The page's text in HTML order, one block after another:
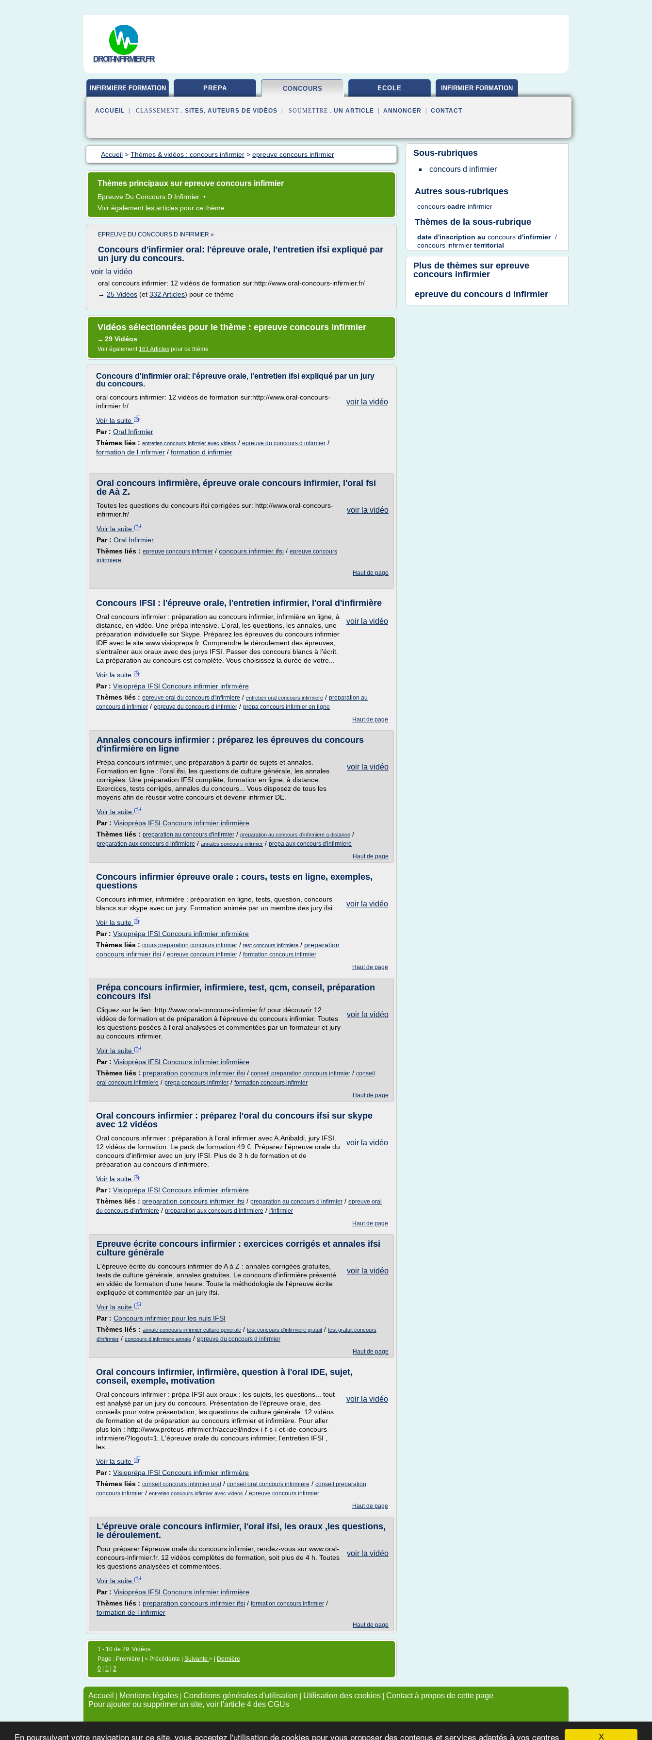
X
En poursuivant votre navigation sur ce site, vous acceptez l'utilisation de cookies pour vous proposer des contenus et services adaptés à vos centres
DROIT-INFIRMIER.FR
INFIRMIERE FORMATION PREPA CONCOURS ECOLE INFIRMIER FORMATION
ACCUEIL | CLASSEMENT : SITES, AUTEURS DE VIDÉOS | SOUMETTRE : UN ARTICLE ANNONCER CONTACT
Accueil > Thèmes & vidéos : concours infirmier > epreuve concours infirmier
Thèmes principaux sur epreuve concours infirmier
Epreuve Du Concours D Infirmier •
Voir également les articles pour ce thème
EPREUVE DU CONCOURS D INFIRMIER »
Concours d'infirmier oral: l'épreuve orale, l'entretien ifsi expliqué par
un jury du concours.
voir la vidéo
oral concours infirmier: 12 vidéos de formation sur:http://www.oral-concours-infirmier.fr/
→ 25 Vidéos (et 332 Articles) pour ce thème
Vidéos sélectionnées pour le thème : epreuve concours infirmier
→ 29 Vidéos
Voir également 161 Articles pour ce thème
Concours d'infirmier oral: l'épreuve orale, l'entretien ifsi expliqué par un jury
du concours.
voir la vidéo
oral concours infirmier: 12 vidéos de formation sur:http://www.oral-concours-
infirmier.fr/
Voir la suite
Par : Oral Infirmier
Thèmes liés : entretien concours infirmier avec videos / epreuve du concours d infirmier /
formation de l infirmier / formation d infirmier
Oral concours infirmière, épreuve orale concours infirmier, l'oral fsi
de Aà Z.
voir la vidéo
Toutes les questions du concours ifsi corrigées sur: http://www.oral-concours-
infirmier.fr/
Voir la suite
Par : Oral Infirmier
Thèmes liés : epreuve concours infirmier / concours infirmier ifsi / epreuve concours
infirmiere
Haut de page
Concours IFSI : l'épreuve orale, l'entretien infirmier, l'oral d'infirmière
voir la vidéo
Oral concours infirmier : préparation au concours infirmier, infirmière en ligne, à
distance, en vidéo. Une prépa intensive. L'oral, les questions, les annales, une
préparation individuelle sur Skype. Préparez les épreuves du concours infirmier
IDE avec le site www.visioprepa.fr. Comprendre le déroulement des épreuves,
s'entraîner aux oraux avec des jurys IFSI. Passer des concours blancs à l'écrit.
La préparation au concours est complète. Vous choisissez la durée de votre...
Voir la suite
Par : Visioprépa IFSI Concours infirmier infirmière
Thèmes liés : epreuve oral du concours d'infirmiere / entretien oral concours infirmiere / preparation au
concours d infirmier / epreuve du concours d infirmier / prepa concours infirmier en ligne
Haut de page
Annales concours infirmier : préparez les épreuves du concours
d'infirmière en ligne
voir la vidéo
Prépa concours infirmier, une préparation à partir de sujets et annales.
Formation en ligne : l'oral ifsi, les questions de culture générale, les annales
corrigées. Une préparation IFSI complète, formation en ligne, à distance.
Exercices, tests corrigés, annales du concours... Vous disposez de tous les
moyens afin de réussir votre concours et devenir infirmier DE.
Voir la suite
Par : Visioprépa IFSI Concours infirmier infirmière
Thèmes liés : preparation au concours d'infirmier / preparation au concours d'infirmiere a distance /
preparation aux concours d infirmiere / annales concours infirmier / prepa aux concours d'infirmiere
Haut de page
Concours infirmier épreuve orale : cours, tests en ligne, exemples,
questions
voir la vidéo
Concours infirmier, infirmière : préparation en ligne, tests, question, concours
blancs sur skype avec un jury. Formation animée par un membre des jury ifsi.
Voir la suite
Par : Visioprépa IFSI Concours infirmier infirmière
Thèmes liés : cours preparation concours infirmier / test concours infirmiere / preparation
concours infirmier ifsi / epreuve concours infirmier / formation concours infirmier
Haut de page
Prépa concours infirmier, infirmiere, test, qcm, conseil, préparation
concours ifsi
voir la vidéo
Cliquez sur le lien: http://www.oral-concours-infirmier.fr/ pour découvrir 12
vidéos de formation et de préparation à l'épreuve du concours infirmier. Toutes
les questions posées à l'oral analysées et commentées par un formateur et jury
au concours infirmier.
Voir la suite
Par : Visioprépa IFSI Concours infirmier infirmière
Thèmes liés : preparation concours infirmier ifsi / conseil preparation concours infirmier / conseil
oral concours infirmiere / prepa concours infirmier / formation concours infirmier
Haut de page
Oral concours infirmier : préparez l'oral du concours ifsi sur skype
avec 12 vidéos
voir la vidéo
Oral concours infirmier : préparation à l'oral infirmier avec A.Anibaldi, jury IFSI.
12 vidéos de formation. Le pack de formation 49 €. Préparez l'épreuve orale du
concours d'infirmier avec un jury IFSI. Plus de 3 h de formation et de
préparation au concours d'infirmière.
Voir la suite
Par : Visioprépa IFSI Concours infirmier infirmière
Thèmes liés : preparation concours infirmier ifsi / preparation au concours d infirmier / epreuve oral
du concours d'infirmiere / preparation aux concours d infirmiere / l'infirmier
Haut de page
Epreuve écrite concours infirmier : exercices corrigés et annales ifsi
culture générale
voir la vidéo
L'épreuve écrite du concours infirmier de A à Z : annales corrigées gratuites,
tests de culture générale, annales gratuites. Le concours d'infirmière présenté
en vidéo de formation d'une heure. Toute la méthodologie de l'épreuve écrite
expliquée et commentée par un jury ifsi.
Voir la suite
Par : Concours infirmier pour les nuls IFSI
Thèmes liés : annale concours infirmier culture generale / test concours d'infirmiere gratuit / test gratuit concours
d'infirmier / concours d infirmiere annale / epreuve du concours d infirmier
Haut de page
Oral concours infirmier, infirmière, question à l'oral IDE, sujet,
conseil, exemple, motivation
voir la vidéo
Oral concours infirmier : prépa IFSI aux oraux : les sujets, les questions... tout
est analysé par un jury du concours. Présentation de l'épreuve orale, des
conseils pour votre présentation, les questions de culture générale. 12 vidéos
de formation et de préparation au concours infirmier et infirmière. Pour aller
plus loin : http://www.proteus-infirmier.fr/accueil/index-i-f-s-i-et-ide-concours-
infirmiere/?logout=1. L'épreuve orale du concours infirmier, l'entretien IFSI ,
les...
Voir la suite
Par : Visioprépa IFSI Concours infirmier infirmière
Thèmes liés : conseil concours infirmier oral / conseil oral concours infirmiere / conseil preparation
concours infirmier / entretien concours infirmier avec videos / epreuve concours infirmier
Haut de page
L'épreuve orale concours infirmier, l'oral ifsi, les oraux ,les questions,
le déroulement.
voir la vidéo
Pour préparer l'épreuve orale du concours infirmier, rendez-vous sur www.oral-
concours-infirmier.fr. 12 vidéos complètes de formation, soit plus de 4 h. Toutes
les questions analysées et commentées.
Voir la suite
Par : Visioprépa IFSI Concours infirmier infirmière
Thèmes liés : preparation concours infirmier ifsi / formation concours infirmier /
formation de l infirmier
Haut de page
1 - 10 de 29 Vidéos
Page : Première | < Précédente | Suivante > |
Dernière
0
1 2
Sous-rubriques
concours d infirmier
Autres sous-rubriques
concours cadre infirmier
Thèmes de la sous-rubrique
date d'inscription au concours d'infirmier /
concours infirmier territorial
Plus de thèmes sur epreuve
concours infirmier
epreuve du concours d infirmier
Accueil | Mentions légales | Conditions générales d'utilisation | Utilisation des cookies | Contact à propos de cette page
Pour ajouter ou supprimer un site, voir l'article 4 des CGUs